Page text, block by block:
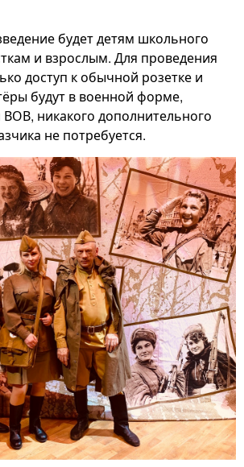
будет детям школьного
и взрослым. Для проведения
доступ к обычной розетке и
будут в военной форме,
никакого дополнительного
не потребуется.